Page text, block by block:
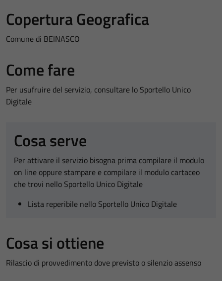
Copertura Geografica
Comune di BEINASCO
Come fare
Per usufruire del servizio, consultare lo Sportello Unico
Digitale
Cosa serve
Per attivare il servizio bisogna prima compilare il modulo
on line oppure stampare e compilare il modulo cartaceo
che trovi nello Sportello Unico Digitale
Lista reperibile nello Sportello Unico Digitale
Cosa si ottiene
Rilascio di provvedimento dove previsto o silenzio assenso